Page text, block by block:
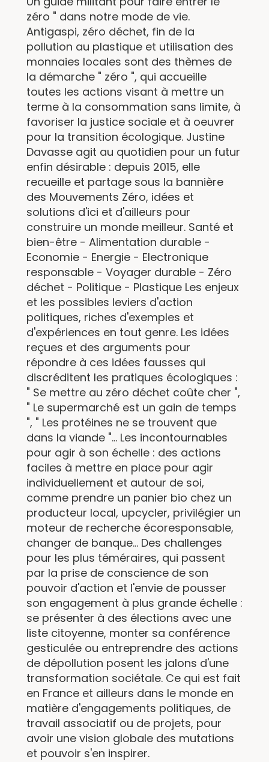
zéro " dans notre mode de vie.
Antigaspi, zéro déchet, fin de la
pollution au plastique et utilisation des
monnaies locales sont des thèmes de
la démarche " zéro ", qui accueille
toutes les actions visant à mettre un
terme à la consommation sans limite, à
favoriser la justice sociale et à oeuvrer
pour la transition écologique. Justine
Davasse agit au quotidien pour un futur
enfin désirable : depuis 2015, elle
recueille et partage sous la bannière
des Mouvements Zéro, idées et
solutions d'ici et d'ailleurs pour
construire un monde meilleur. Santé et
bien-être - Alimentation durable -
Economie - Energie - Electronique
responsable - Voyager durable - Zéro
déchet - Politique - Plastique Les enjeux
et les possibles leviers d'action
politiques, riches d'exemples et
d'expériences en tout genre. Les idées
reçues et des arguments pour
répondre à ces idées fausses qui
discréditent les pratiques écologiques :
" Se mettre au zéro déchet coûte cher ",
" Le supermarché est un gain de temps
", " Les protéines ne se trouvent que
dans la viande "... Les incontournables
pour agir à son échelle : des actions
faciles à mettre en place pour agir
individuellement et autour de soi,
comme prendre un panier bio chez un
producteur local, upcycler, privilégier un
moteur de recherche écoresponsable,
changer de banque... Des challenges
pour les plus téméraires, qui passent
par la prise de conscience de son
pouvoir d'action et l'envie de pousser
son engagement à plus grande échelle :
se présenter à des élections avec une
liste citoyenne, monter sa conférence
gesticulée ou entreprendre des actions
de dépollution posent les jalons d'une
transformation sociétale. Ce qui est fait
en France et ailleurs dans le monde en
matière d'engagements politiques, de
travail associatif ou de projets, pour
avoir une vision globale des mutations
et pouvoir s'en inspirer.